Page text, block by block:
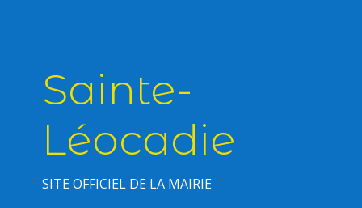
Sainte-
Léocadie
SITE OFFICIEL DE LA MAIRIE